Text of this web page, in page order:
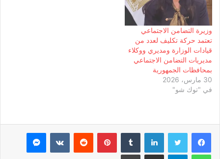
وزيرة التضامن الاجتماعي
تعتمد حركة تكليف لعدد من
قيادات الوزارة ومديري ووكلاء
مديريات التضامن الاجتماعي
بمحافظات الجمهورية
30 مارس، 2026
في "توك شو"
لينكدإن بينتيريست ماسنجر
واتساب تيلقرام مشاركة عبر البريد طباعة